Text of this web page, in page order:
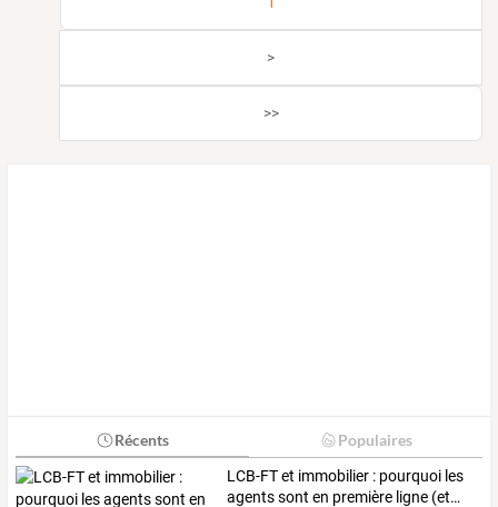
>
>>
Récents Populaires
LCB-FTet immobilier : pourquoi les
agentssont en première ligne (et…